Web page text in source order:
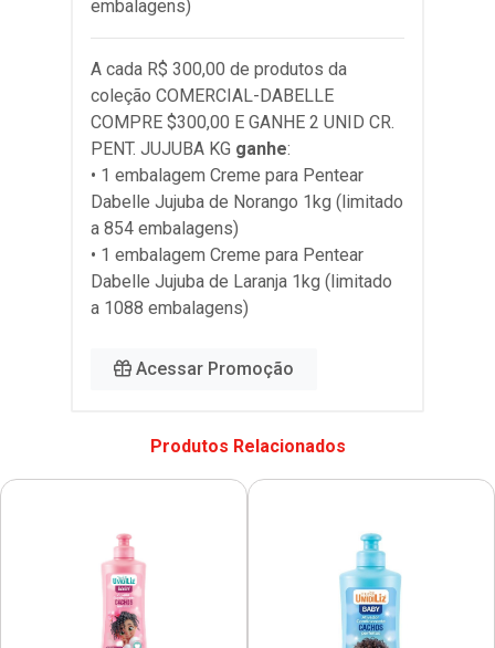
embalagens)
A cada R$ 300,00 de produtos da
coleção COMERCIAL-DABELLE
COMPRE $300,00 E GANHE 2 UNID CR.
PENT. JUJUBA KG ganhe:
• 1 embalagem Creme para Pentear
Dabelle Jujuba de Norango 1kg (limitado
a 854 embalagens)
• 1 embalagem Creme para Pentear
Dabelle Jujuba de Laranja 1kg (limitado
a 1088 embalagens)
Acessar Promoção
Produtos Relacionados